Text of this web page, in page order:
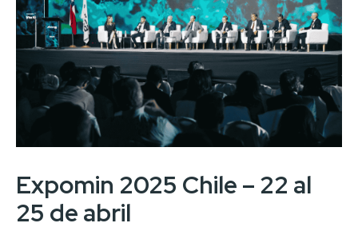
Expomin 2025 Chile – 22 al
25 de abril